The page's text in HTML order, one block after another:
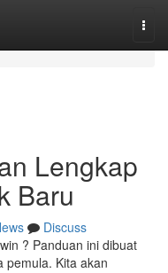
Lengkap
Baru
Discuss
? Panduan ini dibuat
pemula. Kita akan